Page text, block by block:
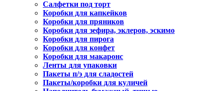
Салфетки под торт
Коробки для капкейков
Коробки для пряников
Коробки для зефира, эклеров, эскимо
Коробки для пирога
Коробки для конфет
Коробки для макаронс
Ленты для упаковки
Пакеты п/э для сладостей
Пакеты/коробки для куличей